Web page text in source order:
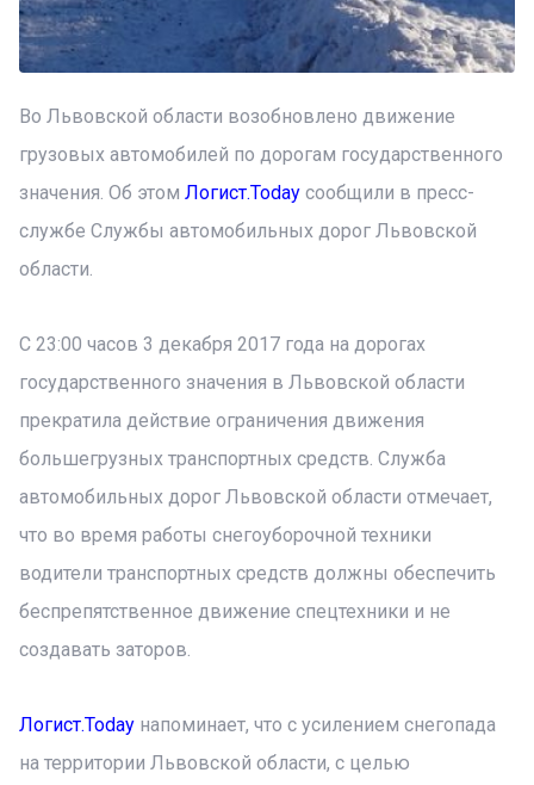
Во Львовской области возобновлено движение
грузовых автомобилей по дорогам государственного
значения. Об этом Логист.Today сообщили в пресс-
службе Службы автомобильных дорог Львовской
области.
С 23:00 часов 3 декабря 2017 года на дорогах
государственного значения в Львовской области
прекратила действие ограничения движения
большегрузных транспортных средств. Служба
автомобильных дорог Львовской области отмечает,
что во время работы снегоуборочной техники
водители транспортных средств должны обеспечить
беспрепятственное движение спецтехники и не
создавать заторов.
Логист.Today напоминает, что с усилением снегопада
на территории Львовской области, с целью